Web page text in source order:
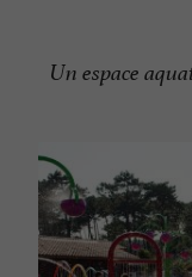
Un espace